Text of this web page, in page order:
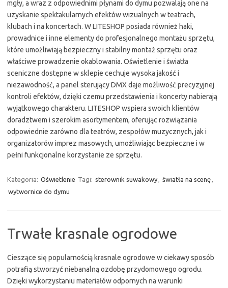
mgły, a wraz z odpowiednimi płynami do dymu pozwalają one na
uzyskanie spektakularnych efektów wizualnych w teatrach,
klubach i na koncertach. W LITESHOP posiada również haki,
prowadnice i inne elementy do profesjonalnego montażu sprzętu,
które umożliwiają bezpieczny i stabilny montaż sprzętu oraz
właściwe prowadzenie okablowania. Oświetlenie i światła
sceniczne dostępne w sklepie cechuje wysoka jakość i
niezawodność, a panel sterujący DMX daje możliwość precyzyjnej
kontroli efektów, dzięki czemu przedstawienia i koncerty nabierają
wyjątkowego charakteru. LITESHOP wspiera swoich klientów
doradztwem i szerokim asortymentem, oferując rozwiązania
odpowiednie zarówno dla teatrów, zespołów muzycznych, jak i
organizatorów imprez masowych, umożliwiając bezpieczne i w
pełni funkcjonalne korzystanie ze sprzętu.
Kategoria: Oświetlenie Tagi: sterownik suwakowy, światła na scenę,
wytwornice do dymu
Trwałe krasnale ogrodowe
Cieszące się popularnością krasnale ogrodowe w ciekawy sposób
potrafią stworzyć niebanalną ozdobę przydomowego ogrodu.
Dzięki wykorzystaniu materiałów odpornych na warunki